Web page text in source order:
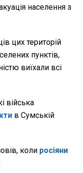
населення з
цих територій
пунктів,
виїхали всі
війська
в Сумській
коли росіяни